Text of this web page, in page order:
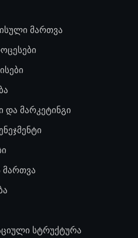
მართვა
და მარკეტინგი
მართვა
სტრუქტურა